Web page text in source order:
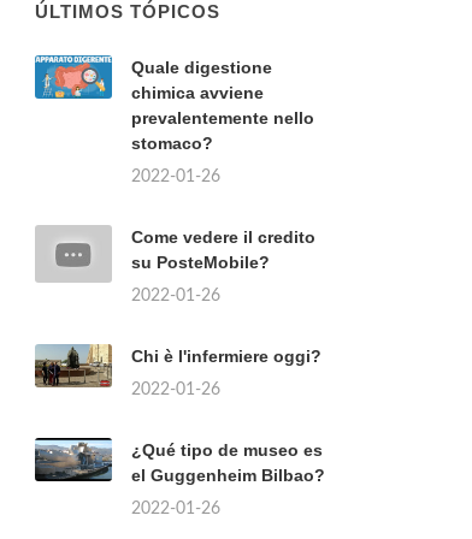
ÚLTIMOS TÓPICOS
Quale digestione
chimica avviene
prevalentemente nello
stomaco?
2022-01-26
Come vedere il credito
su PosteMobile?
2022-01-26
Chi è l'infermiere oggi?
2022-01-26
¿Qué tipo de museo es
el Guggenheim Bilbao?
2022-01-26